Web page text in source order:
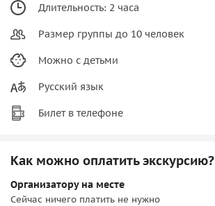
Длительность: 2 часа
Размер группы до 10 человек
Можно с детьми
Русский язык
Билет в телефоне
Как можно оплатить экскурсию?
Организатору на месте
Сейчас ничего платить не нужно